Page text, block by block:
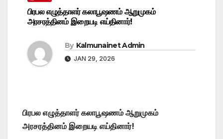
பிரபல எழுத்தாளர் கலாபூஷணம் ஆறுமுகம்
அரசரத்தினம் இறையடி எய்தினார்!
By Kalmunainet Admin
JAN 29, 2026
பிரபல எழுத்தாளர் கலாபூஷணம் ஆறுமுகம்
அரசரத்தினம் இறையடி எய்தினார்!